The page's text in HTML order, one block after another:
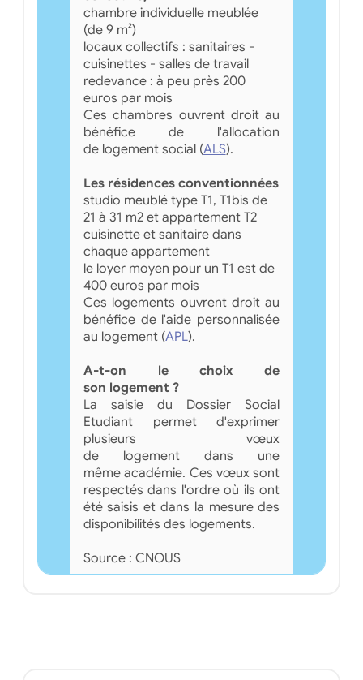
chambre individuelle meublée
(de 9 m²)
locaux collectifs : sanitaires -
cuisinettes - salles de travail
redevance : à peu près 200
euros par mois
Ces chambres ouvrent droit au
bénéfice de l'allocation
de logement social (ALS).
Les résidences conventionnées
studio meublé type T1, T1bis de
21 à 31 m2 et appartement T2
cuisinette et sanitaire dans
chaque appartement
le loyer moyen pour un T1 est de
400 euros par mois
Ces logements ouvrent droit au
bénéfice de l'aide personnalisée
au logement (APL).
A-t-on le choix de
son logement ?
La saisie du Dossier Social
Etudiant permet d'exprimer
plusieurs vœux
de logement dans une
même académie. Ces vœux sont
respectés dans l'ordre où ils ont
été saisis et dans la mesure des
disponibilités des logements.
Source : CNOUS